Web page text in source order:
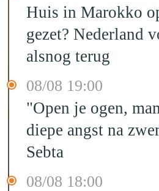
Huis in Marokko
gezet? Nederland
alsnog terug
08/08 19:00
"Open je ogen,
diepe angst na
Sebta
08/08 18:00